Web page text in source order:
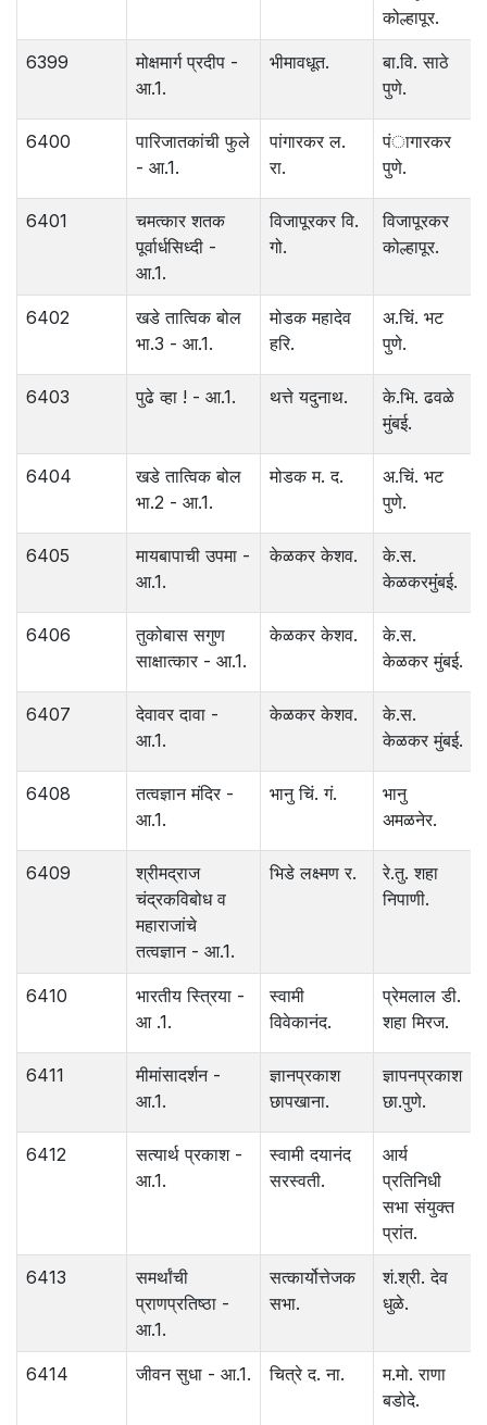
कोल्हापूर.
6399
मोक्षमार्ग प्रदीप -
आ.1.
भीमावधूत.
बा.वि. साठे
पुणे.
6400
पारिजातकांची फुले
- आ.1.
पांगारकर ल.
रा.
पंागारकर
पुणे.
6401
चमत्कार शतक
पूर्वार्धसिध्दी -
आ.1.
विजापूरकर वि.
गो.
विजापूरकर
कोल्हापूर.
6402
खडे तात्विक बोल
भा.3 - आ.1.
मोडक महादेव
हरि.
अ.चिं. भट
पुणे.
6403 पुढे व्हा ! - आ.1. थत्ते यदुनाथ.
के.भि. ढवळे
मुंबई.
6404
खडे तात्विक बोल
भा.2 - आ.1.
मोडक म. द.
अ.चिं. भट
पुणे.
6405
मायबापाची उपमा -
आ.1.
केळकर केशव.
के.स.
केळकरमुंंबई.
6406
तुकोबास सगुण
साक्षात्कार - आ.1.
केळकर केशव.
के.स.
केळकर मुंबई.
6407
देवावर दावा -
आ.1.
केळकर केशव.
के.स.
केळकर मुंबई.
6408
तत्वज्ञान मंदिर -
आ.1.
भानु चिं. गं.
भानु
अमळनेर.
6409
श्रीमद्राज
चंद्रकविबोध व
महाराजांचे
तत्वज्ञान - आ.1.
भिडे लक्ष्मण र.
रे.तु. शहा
निपाणी.
6410
भारतीय स्त्रिया -
आ .1.
स्वामी
विवेकानंद.
प्रेमलाल डी.
शहा मिरज.
6411
मीमांसादर्शन -
आ.1.
ज्ञानप्रकाश
छापखाना.
ज्ञापनप्रकाश
छा.पुणे.
6412
सत्यार्थ प्रकाश -
आ.1.
स्वामी दयानंद
सरस्वती.
आर्य
प्रतिनिधी
सभा संयुक्त
प्रांत.
6413
समर्थांची
प्राणप्रतिष्ठा -
आ.1.
सत्कार्योत्तेजक
सभा.
शं.श्री. देव
धुळे.
6414 जीवन सुधा - आ.1. चित्रे द. ना.
म.मो. राणा
बडोदे.